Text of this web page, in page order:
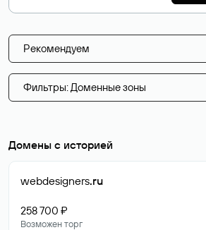
Рекомендуем
Фильтры: Доменные зоны
Домены с историей
webdesigners.ru
258 700 ₽
Возможен торг